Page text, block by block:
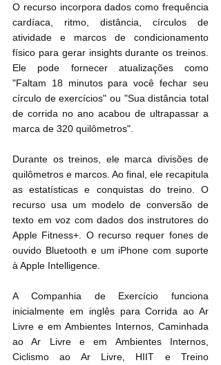
O recurso incorpora dados como frequência
cardíaca, ritmo, distância, círculos de
atividade e marcos de condicionamento
físico para gerar insights durante os treinos.
Ele pode fornecer atualizações como
"Faltam 18 minutos para você fechar seu
círculo de exercícios" ou "Sua distância total
de corrida no ano acabou de ultrapassar a
marca de 320 quilômetros".
Durante os treinos, ele marca divisões de
quilômetros e marcos. Ao final, ele recapitula
as estatísticas e conquistas do treino. O
recurso usa um modelo de conversão de
texto em voz com dados dos instrutores do
Apple Fitness+. O recurso requer fones de
ouvido Bluetooth e um iPhone com suporte
à Apple Intelligence.
A Companhia de Exercício funciona
inicialmente em inglês para Corrida ao Ar
Livre e em Ambientes Internos, Caminhada
ao Ar Livre e em Ambientes Internos,
Ciclismo ao Ar Livre, HIIT e Treino